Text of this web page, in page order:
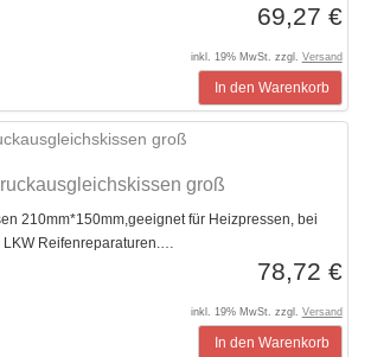
69,27 €
inkl. 19% MwSt. zzgl. Versand
In den Warenkorb
groß
210mm*150mm,geeignet für Heizpressen, bei
LKW Reifenreparaturen.…
78,72 €
inkl. 19% MwSt. zzgl. Versand
In den Warenkorb